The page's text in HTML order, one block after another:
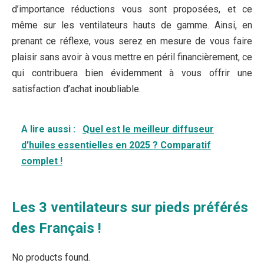
d’importance réductions vous sont proposées, et ce
même sur les ventilateurs hauts de gamme. Ainsi, en
prenant ce réflexe, vous serez en mesure de vous faire
plaisir sans avoir à vous mettre en péril financièrement, ce
qui contribuera bien évidemment à vous offrir une
satisfaction d’achat inoubliable.
A lire aussi :
Quel est le meilleur diffuseur
d'huiles essentielles en 2025 ? Comparatif
complet !
Les 3 ventilateurs sur pieds préférés
des Français !
No products found.